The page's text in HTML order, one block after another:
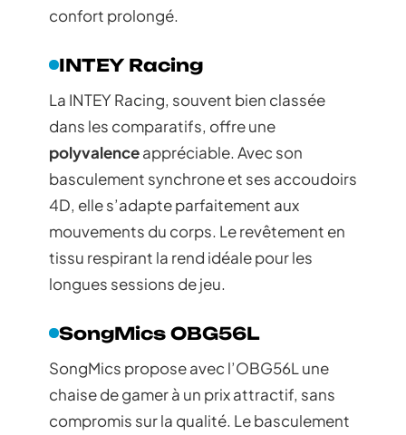
confort prolongé.
INTEY Racing
La INTEY Racing, souvent bien classée
dans les comparatifs, offre une
polyvalenceappréciable. Avec son
basculement synchrone et ses accoudoirs
4D, elle s’adapte parfaitement aux
mouvements du corps. Le revêtement en
tissu respirant la rend idéale pour les
longues sessions de jeu.
SongMics OBG56L
SongMics propose avec l’OBG56L une
chaise de gamer à un prix attractif, sans
compromis sur la qualité. Le basculement